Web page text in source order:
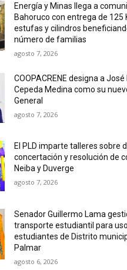
Energía y Minas llega a
Bahoruco con entrega de 125
estufas y cilindros
número de familias
agosto 7, 2026
COOPACRENE designa a José
Cepeda Medina como su
General
agosto 7, 2026
El PLD imparte talleres sobre
concertación y resolución de
Neiba y Duverge
agosto 7, 2026
Senador Guillermo Lama
transporte estudiantil para
estudiantes de Distrito
Palmar
agosto 6, 2026